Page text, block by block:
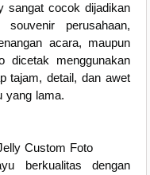
sangat cocok dijadikan
perusahaan,
acara, maupun
dicetak menggunakan
tajam, detail, dan awet
yang lama.
Custom Foto
berkualitas dengan